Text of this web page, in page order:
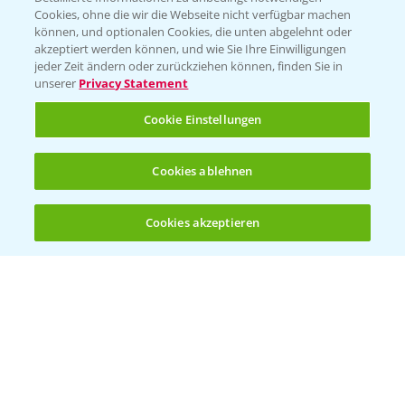
(noch 4)
Beratung auf WhatsApp
T.+49 (0)174 346 564 1
KONTAKT
Hilfe in Notfällen
+49 (0)214/30-20220
Cookies, ohne die wir die Webseite nicht verfügbar machen
können, und optionalen Cookies, die unten abgelehnt oder
akzeptiert werden können, und wie Sie Ihre Einwilligungen
jeder Zeit ändern oder zurückziehen können, finden Sie in
unserer Privacy Statement
Cookie Einstellungen
Cookies ablehnen
Cookies akzeptieren